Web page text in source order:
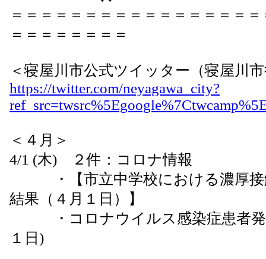
＝＝＝＝＝＝＝＝＝＝＝＝＝＝＝＝
＝＝＝＝＝＝＝＝
＜寝屋川市公式ツイッター（寝屋川
https://twitter.com/neyagawa_city?
＜４月＞
4/1 (木) ２件：コロナ情報
・【市立中学校における濃厚接
結果（４月１日）】
・コロナウイルス感染症患者発
１日)